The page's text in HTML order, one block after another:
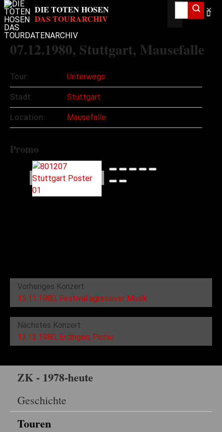
✕
07.12.1980, Stuttgart, Mausefalle
Tour: Unterwegs
Stadt: Stuttgart
Location: Mausefalle
Promo
Vorheriges Konzert
15.11.1980, Festival agressiver Musik
Nächstes Konzert
13.12.1980, Erdingen, Picnic
ZK - 1978-heute
Geschichte
Touren